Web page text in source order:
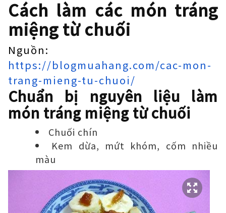
Cách làm các món tráng
miệng từ chuối
Nguồn:
https://blogmuahang.com/cac-mon-
trang-mieng-tu-chuoi/
Chuẩn bị nguyên liệu làm
món tráng miệng từ chuối
Chuối chín
Kem dừa, mứt khóm, cốm nhiều
màu